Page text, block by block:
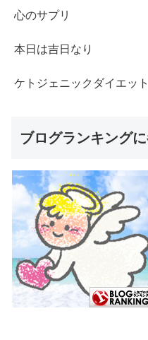
心のサプリ
本日は吉日なり
ケトジェニックダイエット
ブログランキング